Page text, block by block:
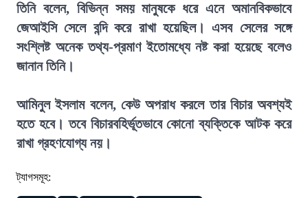
তিনি বলেন, বিভিন্ন সময় মানুষকে ধরে এনে অমানবিকভাবে
জেআইসি সেলে বন্দি করে রাখা হয়েছিল। এসব সেলের সঙ্গে
সংশ্লিষ্ট অনেক তথ্য-প্রমাণ ইতোমধ্যে নষ্ট করা হয়েছে বলেও
জানান তিনি।
আমিনুল ইসলাম বলেন, কেউ অপরাধ করলে তার বিচার অবশ্যই
হতে হবে। তবে বিচারবহির্ভূতভাবে কোনো ব্যক্তিকে আটক করে
রাখা গ্রহণযোগ্য নয়।
ট্যাগসমূহ: